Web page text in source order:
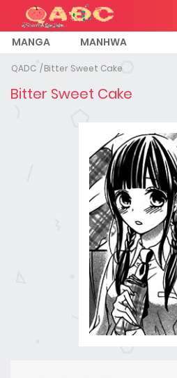
MANGA MANHWA
QADC Bitter Sweet Cake
Bitter Sweet Cake